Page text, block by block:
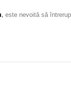
, este nevoită să